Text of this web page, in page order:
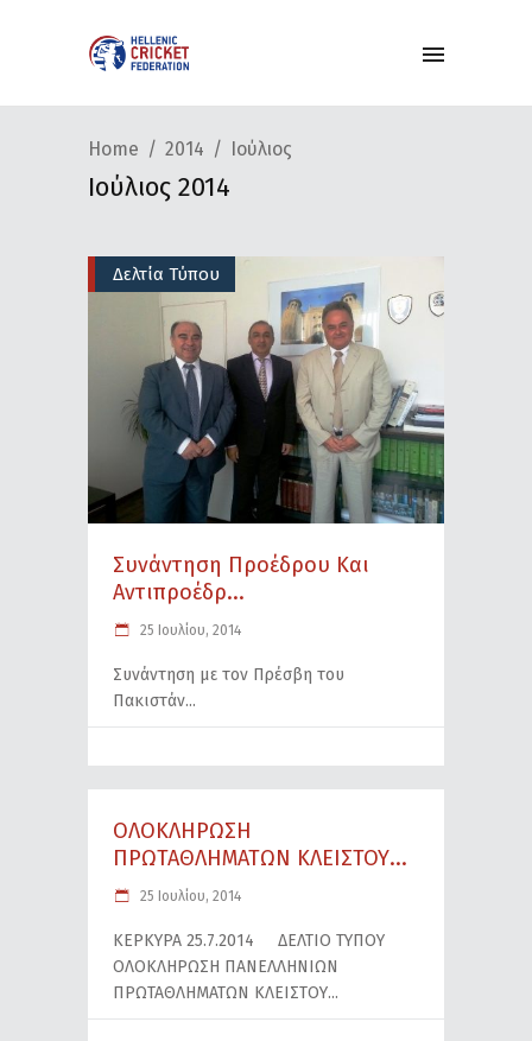
Home 2014 Ιούλιος
Ιούλιος 2014
Δελτία Τύπου
Συνάντηση Προέδρου Και
Αντιπροέδρ...
25 Ιουλίου, 2014
Συνάντηση με τον Πρέσβη του
Πακιστάν
ΟΛΟΚΛΗΡΩΣΗ
ΠΡΩΤΑΘΛΗΜΑΤΩΝ ΚΛΕΙΣΤΟΥ...
25 Ιουλίου, 2014
ΚΕΡΚΥΡΑ 25.7.2014 ΔΕΛΤΙΟ ΤΥΠΟΥ
ΟΛΟΚΛΗΡΩΣΗ ΠΑΝΕΛΛΗΝΙΩΝ
ΠΡΩΤΑΘΛΗΜΑΤΩΝ ΚΛΕΙΣΤΟΥ